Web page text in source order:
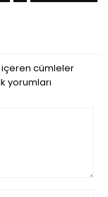
içeren cümleler
yorumları